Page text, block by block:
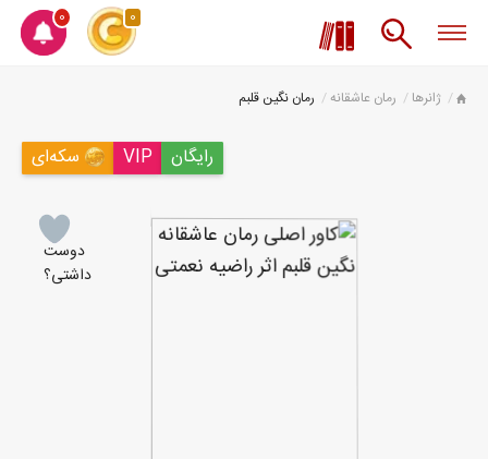
0 0
ژانرها رمان عاشقانه رمان نگین قلبم
سکه‌ای VIP رایگان
دوست
داشتی؟